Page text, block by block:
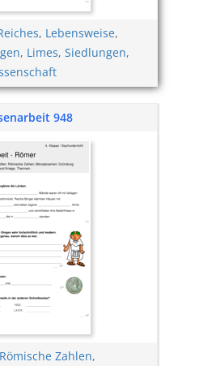
, Lebensweise,
, Limes, Siedlungen,
948
Römische Zahlen,